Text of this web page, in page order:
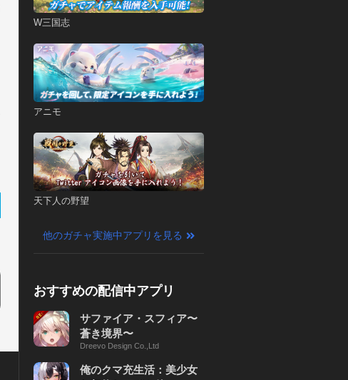
W三国志
アニモ
天下人の野望
他のガチャ実施中アプリを見る
おすすめの配信中アプリ
サファイア・スフィア〜
蒼き境界〜
Dreevo Design Co.,Ltd
俺のクマ充生活：美少女